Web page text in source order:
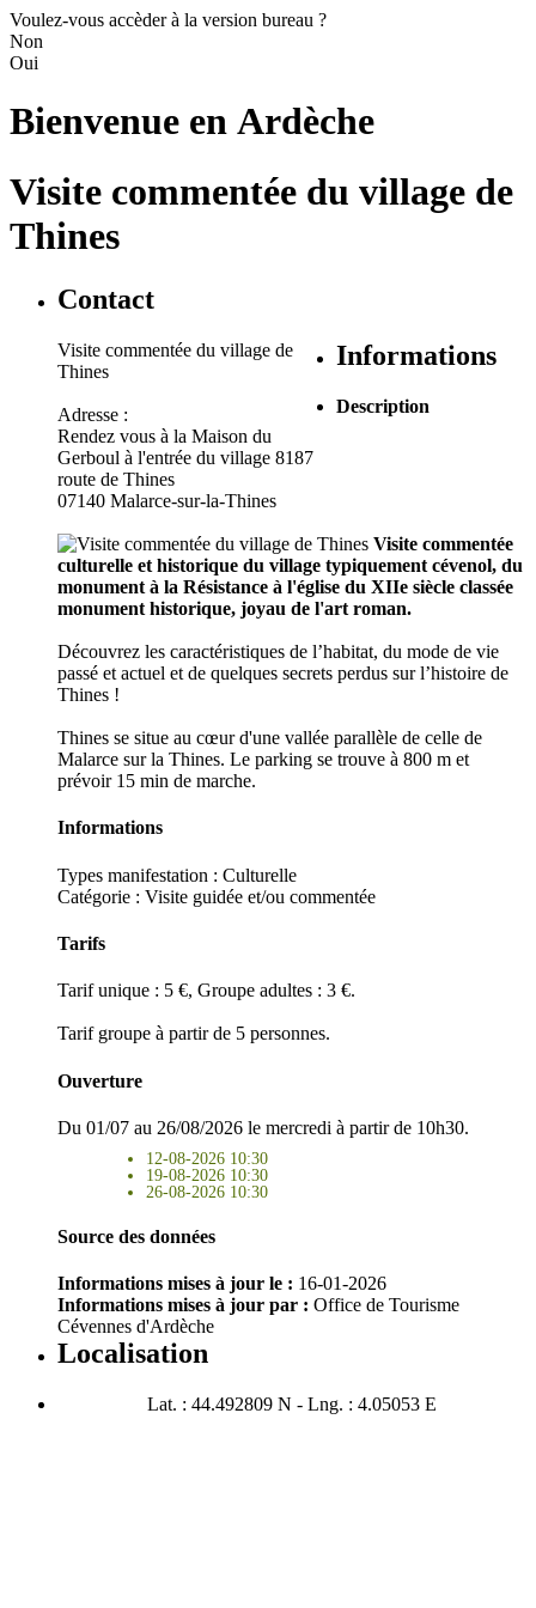
Voulez-vous accèder à la version bureau ?
Non
Oui
Bienvenue en Ardèche
Visite commentée du village de
Thines
Contact
Visite commentée du village de
Thines
Adresse :
Rendez vous à la Maison du
Gerboul à l'entrée du village 8187
route de Thines
07140 Malarce-sur-la-Thines
Informations
Description
Visite commentée
culturelle et historique du village typiquement cévenol, du
monument à la Résistance à l'église du XIIe siècle classée
monument historique, joyau de l'art roman.
Découvrez les caractéristiques de l’habitat, du mode de vie
passé et actuel et de quelques secrets perdus sur l’histoire de
Thines !
Thines se situe au cœur d'une vallée parallèle de celle de
Malarce sur la Thines. Le parking se trouve à 800 m et
prévoir 15 min de marche.
Informations
Types manifestation : Culturelle
Catégorie : Visite guidée et/ou commentée
Tarifs
Tarif unique : 5 €, Groupe adultes : 3 €.
Tarif groupe à partir de 5 personnes.
Ouverture
Du 01/07 au 26/08/2026 le mercredi à partir de 10h30.
12-08-2026 10:30
19-08-2026 10:30
26-08-2026 10:30
Source des données
Informations mises à jour le : 16-01-2026
Informations mises à jour par : Office de Tourisme
Cévennes d'Ardèche
Localisation
Lat. : 44.492809 N - Lng. : 4.05053 E